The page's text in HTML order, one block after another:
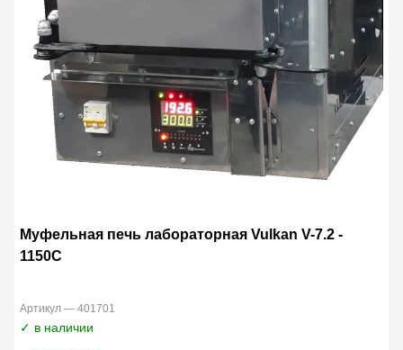
Муфельная печь лабораторная Vulkan V-7.2 -
1150C
Артикул — 401701
✓ в наличии